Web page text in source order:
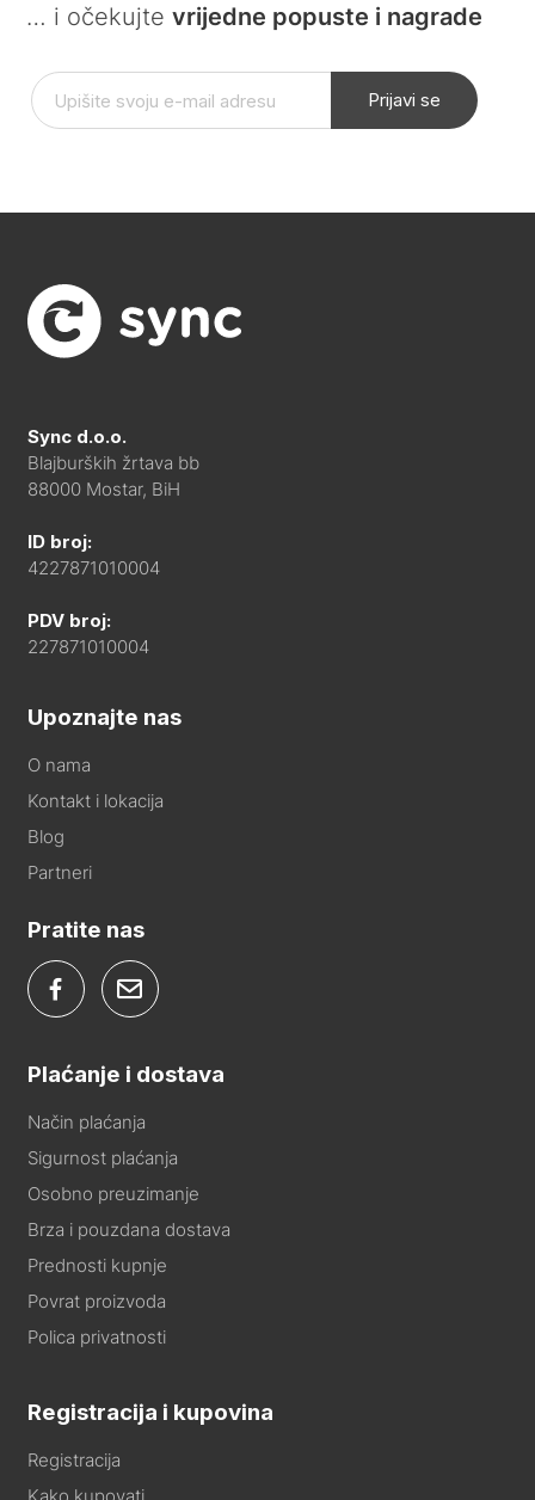
… i očekujte vrijedne popuste i nagrade
Prijavi se
Sync d.o.o.
Blajburških žrtava bb
88000 Mostar, BiH
ID broj:
4227871010004
PDV broj:
227871010004
Upoznajte nas
O nama
Kontakt i lokacija
Blog
Partneri
Pratite nas
Plaćanje i dostava
Način plaćanja
Sigurnost plaćanja
Osobno preuzimanje
Brza i pouzdana dostava
Prednosti kupnje
Povrat proizvoda
Polica privatnosti
Registracija i kupovina
Registracija